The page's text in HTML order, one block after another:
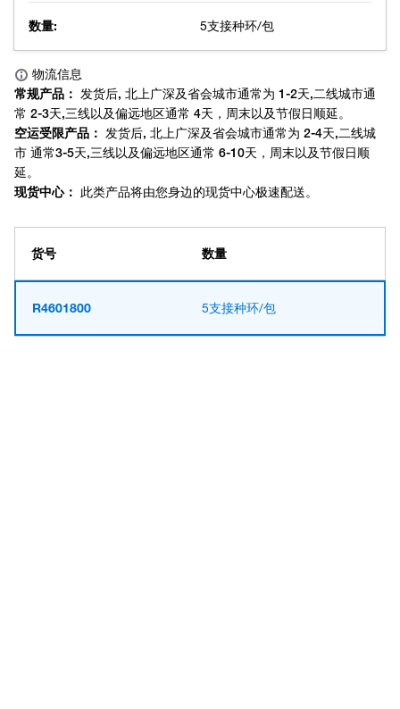
数量: 5支接种环/包
货号 数量
R4601800 5支接种环/包